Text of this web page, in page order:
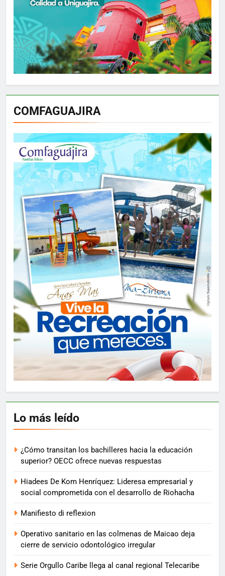
COMFAGUAJIRA
Lo más leído
¿Cómo transitan los bachilleres hacia la educación
superior? OECC ofrece nuevas respuestas
Hiadees De Kom Henríquez: Lideresa empresarial y
social comprometida con el desarrollo de Riohacha
Manifiesto di reflexion
Operativo sanitario en las colmenas de Maicao deja
cierre de servicio odontológico irregular
Serie Orgullo Caribe llega al canal regional Telecaribe